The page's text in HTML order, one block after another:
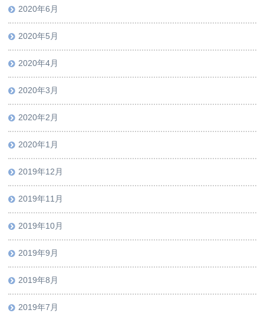
2020年6月
2020年5月
2020年4月
2020年3月
2020年2月
2020年1月
2019年12月
2019年11月
2019年10月
2019年9月
2019年8月
2019年7月